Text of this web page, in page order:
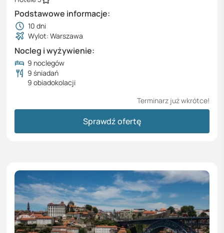
Podstawowe informacje:
10 dni
Wylot: Warszawa
Nocleg i wyżywienie:
9 noclegów
9 śniadań
9 obiadokolacji
Terminarz już wkrótce!
Sprawdź ofertę